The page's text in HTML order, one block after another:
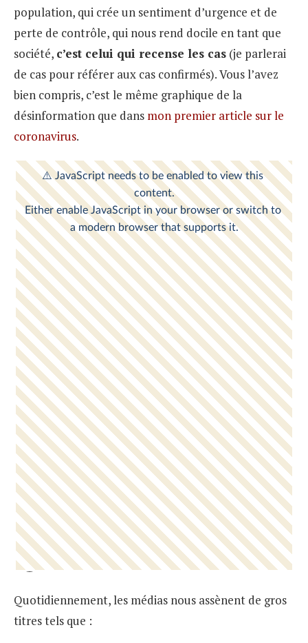
population, qui crée un sentiment d’urgence et de
perte de contrôle, qui nous rend docile en tant que
société, c’est celui qui recense les cas (je parlerai
de cas pour référer aux cas confirmés). Vous l’avez
bien compris, c’est le même graphique de la
désinformation que dans mon premier article sur le
coronavirus.
Quotidiennement, les médias nous assènent de gros
titres tels que :